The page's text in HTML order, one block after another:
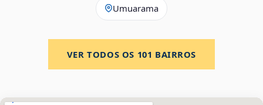
Umuarama
VER TODOS OS 101 BAIRROS